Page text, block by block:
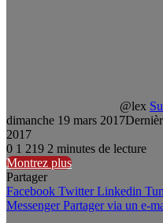
@lex
dimanche 19 mars 2017
2017
0 1 219 2 minutes de lecture
Montrez plus
Partager
Facebook Twitter Linkedin
Messenger Partager via un e-